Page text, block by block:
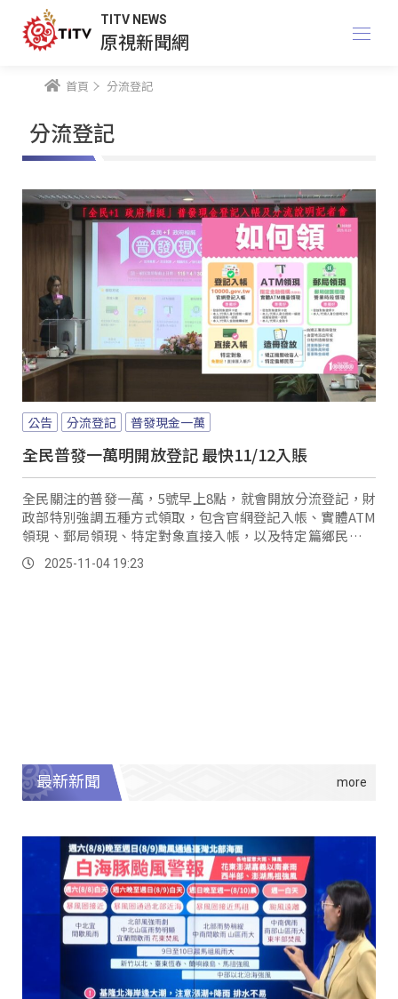
TITV NEWS
原視新聞網
首頁 分流登記
分流登記
公告 分流登記 普發現金一萬
全民普發一萬明開放登記 最快11/12入賬
全民關注的普發一萬，5號早上8點，就會開放分流登記，財
政部特別強調五種方式領取，包含官網登記入帳、實體ATM
領現、郵局領現、特定對象直接入帳，以及特定篇鄉民眾造
冊發放，然而，財政部政務次長阮清華呼籲民眾多加利用
&#8221;登記入帳&#8221;方式，透過網路登記，1萬元就能
2025-11-04 19:23
最新新聞